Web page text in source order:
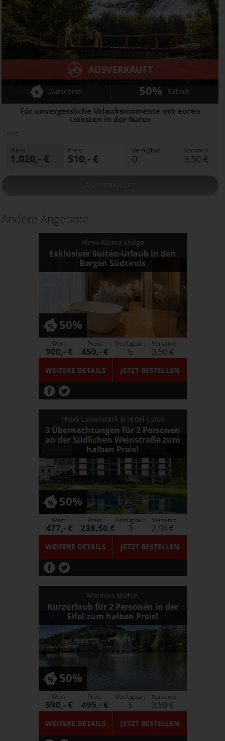
Center Parcs Europe
Für unvergessliche Urlaubsmomente mit euren
Liebsten in der Natur
AUSVERKAUFT
Gutschein 50% Rabatt
Wert:
1.020,- €
Preis:
510,- €
Verfügbar:
0
Versand:
3,50 €
Andere Angebote
Alma Alpina Lodge
Exklusiver Suiten-Urlaub in den
Bergen Südtirols
50%
WEITERE DETAILS JETZTBESTELLEN
Wert:
900,- €
Preis:
450,- €
Verfügbar:
6
Versand:
3,50 €
Hotel Luisenpark & Hotel Luise
3 Übernachtungen für 2 Personen
an der Südlichen Weinstraße zum
halben Preis!
50%
WEITERE DETAILS JETZTBESTELLEN
Wert:
477,- €
Preis:
238,50 €
Verfügbar:
3
Versand:
2,50 €
Molitors Mühle
Kurzurlaub für 2 Personen in der
Eifel zum halben Preis!
50%
WEITERE DETAILS JETZTBESTELLEN
Wert:
990,- €
Preis:
495,- €
Verfügbar:
5
Versand:
3,50 €